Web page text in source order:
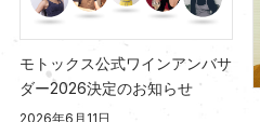
モトックス公式ワインアンバサ
ダー2026決定のお知らせ
2026年6月11日